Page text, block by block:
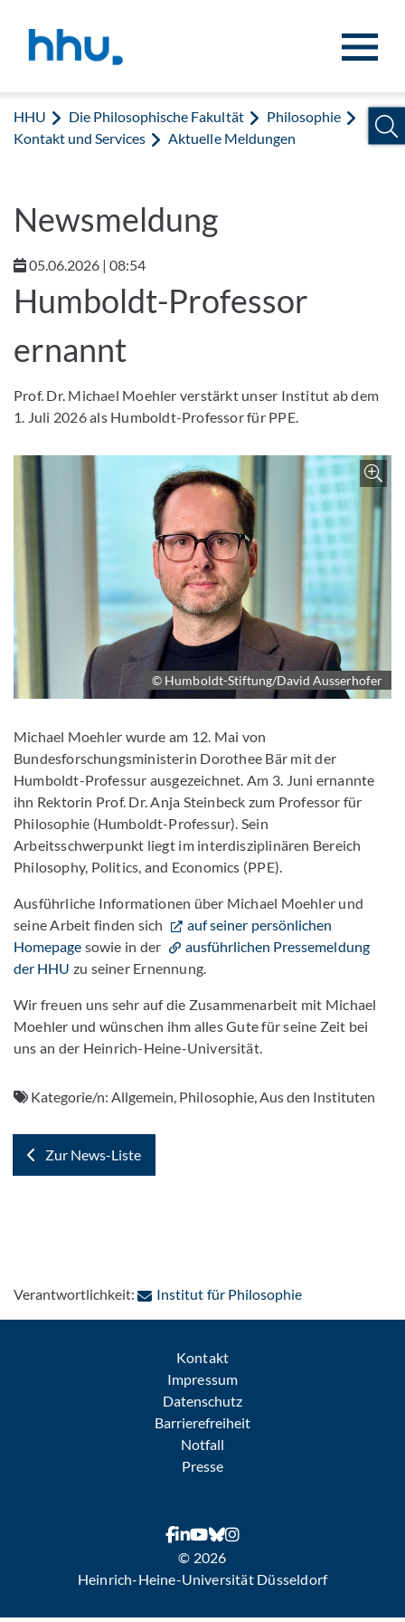
HHU Die Philosophische Fakultät
Philosophie
Kontakt und Services
Aktuelle Meldungen
Newsmeldung
05.06.2026 | 08:54
Humboldt-Professor
ernannt
Prof. Dr. Michael Moehler verstärkt unser Institut ab dem
1. Juli 2026 als Humboldt-Professor für PPE.
© Humboldt-Stiftung/David Ausserhofer
Michael Moehler wurde am 12. Mai von
Bundesforschungsministerin Dorothee Bär mit der
Humboldt-Professur ausgezeichnet. Am 3. Juni ernannte
ihn Rektorin Prof. Dr. Anja Steinbeck zum Professor für
Philosophie (Humboldt-Professur). Sein
Arbeitsschwerpunkt liegt im interdisziplinären Bereich
Philosophy, Politics, and Economics (PPE).
Ausführliche Informationen über Michael Moehler und
seine Arbeit finden sich
auf seiner persönlichen
Homepage sowie in der
ausführlichen Pressemeldung
der HHU zu seiner Ernennung.
Wir freuen uns sehr auf die Zusammenarbeit mit Michael
Moehler und wünschen ihm alles Gute für seine Zeit bei
uns an der Heinrich-Heine-Universität.
Kategorie/n: Allgemein, Philosophie, Aus den Instituten
Zur News-Liste
Verantwortlichkeit: Institut für Philosophie: Per E-Mail
Kontakt
Impressum
Datenschutz
Barrierefreiheit
Notfall
Presse
© 2026
Heinrich-Heine-Universität Düsseldorf